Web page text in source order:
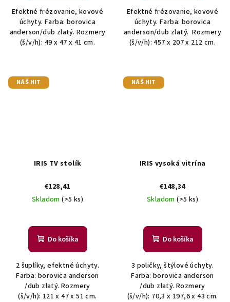
Efektné frézovanie, kovové
úchyty. Farba: borovica
anderson/dub zlatý. Rozmery
(š/v/h): 49 x 47 x 41 cm.
Efektné frézovanie, kovové
úchyty. Farba: borovica
anderson/dub zlatý. Rozmery
(š/v/h): 457 x 207 x 212 cm.
NÁŠ HIT
IRIS TV stolík
€128,41
Skladom(>5 ks)
Do košíka
2 šuplíky, efektné úchyty.
Farba: borovica anderson
/dub zlatý. Rozmery
(š/v/h): 121 x 47 x 51 cm.
NÁŠ HIT
IRIS vysoká vitrína
€148,34
Skladom(>5 ks)
Do košíka
3 poličky, štýlové úchyty.
Farba: borovica anderson
/dub zlatý. Rozmery
(š/v/h): 70,3 x 197,6 x 43 cm.